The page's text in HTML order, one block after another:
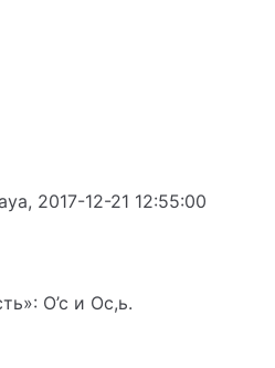
12-21 12:55:00
О’с и Ос,ь.